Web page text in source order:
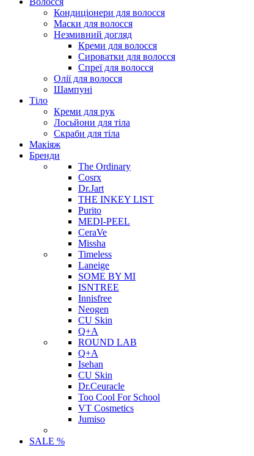
Кондиціонери для волосся
Маски для волосся
Незмивний догляд
Креми для волосся
Сироватки для волосся
Спреї для волосся
Олії для волосся
Шампуні
Тіло
Креми для рук
Лосьйони для тіла
Скраби для тіла
Макіяж
Бренди
The Ordinary
Cosrx
Dr.Jart
THE INKEY LIST
Purito
MEDI-PEEL
CeraVe
Missha
Timeless
Laneige
SOME BY MI
ISNTREE
Innisfree
Neogen
CU Skin
Q+A
ROUND LAB
Q+A
Isehan
CU Skin
Dr.Ceuracle
Too Cool For School
VT Cosmetics
Jumiso
SALE %